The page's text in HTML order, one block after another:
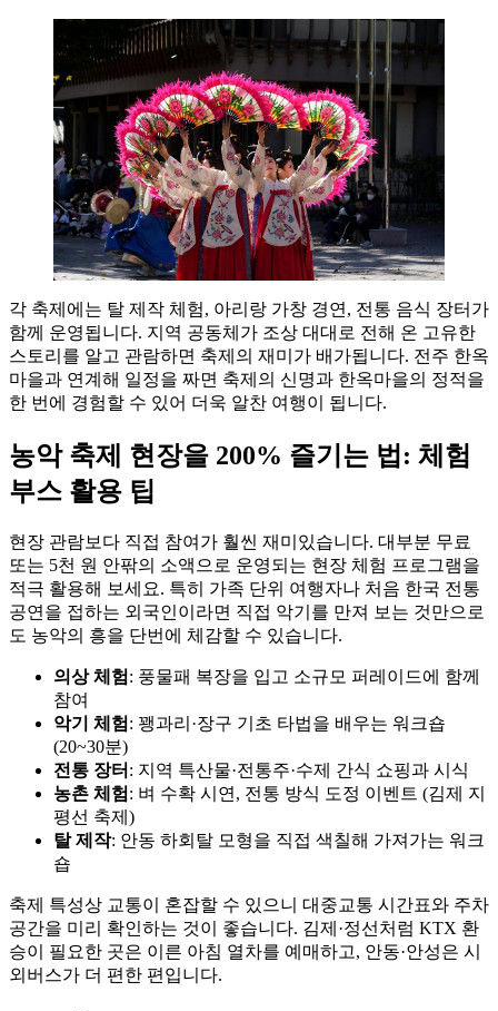
각 축제에는 탈 제작 체험, 아리랑 가창 경연, 전통 음식 장터가
함께 운영됩니다. 지역 공동체가 조상 대대로 전해 온 고유한
스토리를 알고 관람하면 축제의 재미가 배가됩니다. 전주 한옥
마을과 연계해 일정을 짜면 축제의 신명과 한옥마을의 정적을
한 번에 경험할 수 있어 더욱 알찬 여행이 됩니다.
농악 축제 현장을 200% 즐기는 법: 체험
부스 활용 팁
현장 관람보다 직접 참여가 훨씬 재미있습니다. 대부분 무료
또는 5천 원 안팎의 소액으로 운영되는 현장 체험 프로그램을
적극 활용해 보세요. 특히 가족 단위 여행자나 처음 한국 전통
공연을 접하는 외국인이라면 직접 악기를 만져 보는 것만으로
도 농악의 흥을 단번에 체감할 수 있습니다.
의상 체험 : 풍물패 복장을 입고 소규모 퍼레이드에 함께
참여
악기 체험 : 꽹과리·장구 기초 타법을 배우는 워크숍
(20~30분)
전통 장터 : 지역 특산물·전통주·수제 간식 쇼핑과 시식
농촌 체험 : 벼 수확 시연, 전통 방식 도정 이벤트 (김제 지
평선 축제)
탈 제작: 안동 하회탈 모형을 직접 색칠해 가져가는 워크
숍
축제 특성상 교통이 혼잡할 수 있으니 대중교통 시간표와 주차
공간을 미리 확인하는 것이 좋습니다. 김제·정선처럼 KTX 환
승이 필요한 곳은 이른 아침 열차를 예매하고, 안동·안성은 시
외버스가 더 편한 편입니다.